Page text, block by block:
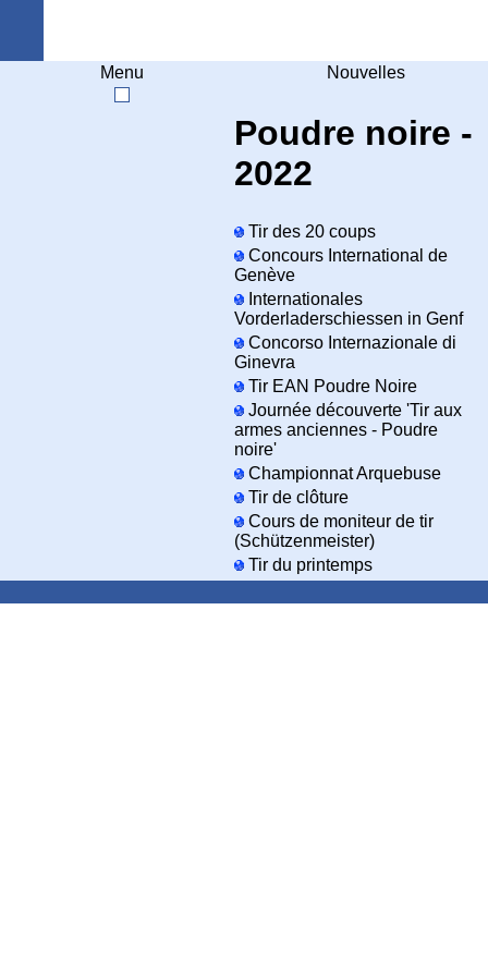
Menu Nouvelles
Poudre noire -
2022
Tir des 20 coups
Concours International de
Genève
Internationales
Vorderladerschiessen in Genf
Concorso Internazionale di
Ginevra
Tir EAN Poudre Noire
Journée découverte 'Tir aux
armes anciennes - Poudre
noire'
Championnat Arquebuse
Tir de clôture
Cours de moniteur de tir
(Schützenmeister)
Tir du printemps